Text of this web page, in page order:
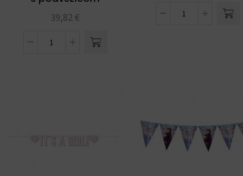
39,82 €